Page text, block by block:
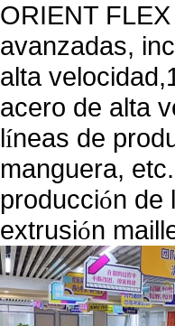
ORIENT
avanzadas,
alta
acero de alta
líneas de
manguera,
producción de
extrusión